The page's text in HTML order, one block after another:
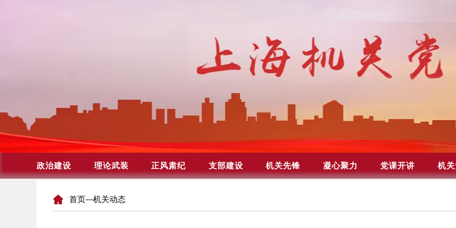
首页---机关动态